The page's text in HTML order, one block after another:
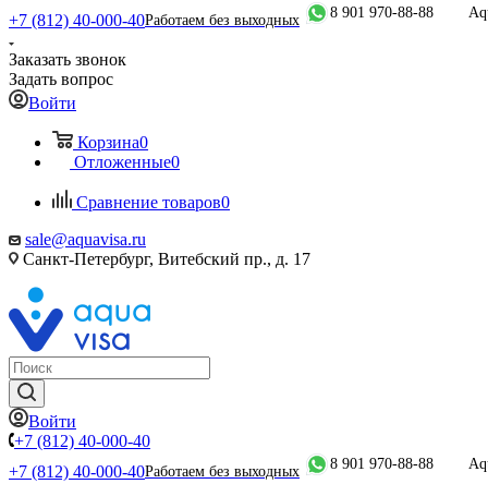
+7 (812) 40-000-40Работаем без выходных 8 901 970-88-88
Заказать звонок
Задать вопрос
Войти
Корзина0
Отложенные0
Сравнение товаров0
sale@aquavisa.ru
Санкт-Петербург, Витебский пр., д. 17
Войти
+7 (812) 40-000-40
+7 (812) 40-000-40Работаем без выходных 8 901 970-88-88